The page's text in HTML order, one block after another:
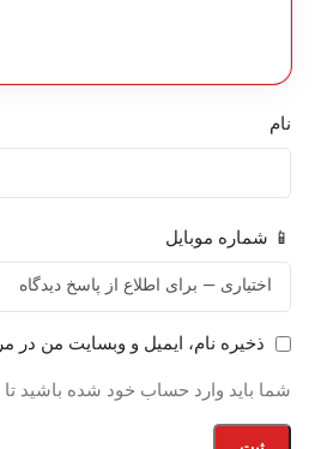
نام
📱 شماره موبایل
ذخیره نام، ایمیل و وبسایت من در
شما باید وارد حساب خود شده باشید